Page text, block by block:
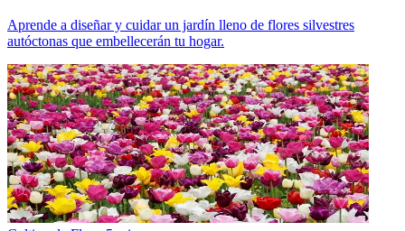
Aprende a diseñar y cuidar un jardín lleno de flores silvestres
autóctonas que embellecerán tu hogar.